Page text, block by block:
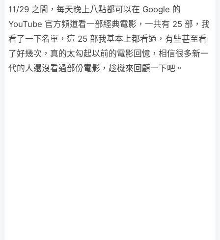
11/29 之間，每天晚上八點都可以在 Google 的
YouTube 官方頻道看一部經典電影，一共有 25 部，我
看了一下名單，這 25 部我基本上都看過，有些甚至看
了好幾次，真的太勾起以前的電影回憶，相信很多新一
代的人還沒看過部份電影，趁機來回顧一下吧。